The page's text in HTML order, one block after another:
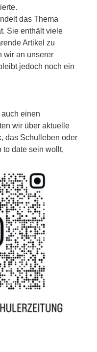
das Thema
Sie enthält viele
Artikel zu
wir an unserer
jedoch noch ein
einen
wir über aktuelle
das Schulleben oder
to date sein wollt,